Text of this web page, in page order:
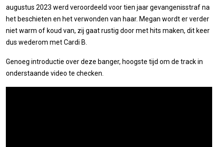
augustus 2023 werd veroordeeld voor tien jaar gevangenisstraf na
het beschieten en het verwonden van haar. Megan wordt er verder
niet warm of koud van, zij gaat rustig door met hits maken, dit keer
dus wederom met Cardi B.
Genoeg introductie over deze banger, hoogste tijd om de track in
onderstaande video te checken.